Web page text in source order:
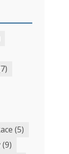
(5)
(9)